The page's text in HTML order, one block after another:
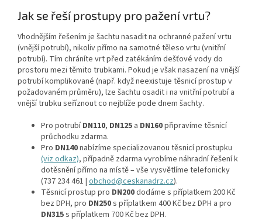
Jak se řeší prostupy pro pažení vrtu?
Vhodnějším řešením je šachtu nasadit na ochranné pažení vrtu
(vnější potrubí), nikoliv přímo na samotné těleso vrtu (vnitřní
potrubí). Tím chráníte vrt před zatékáním dešťové vody do
prostoru mezi těmito trubkami. Pokud je však nasazení na vnější
potrubí komplikované (např. když neexistuje těsnicí prostup v
požadovaném průměru), lze šachtu osadit i na vnitřní potrubí a
vnější trubku seříznout co nejblíže pode dnem šachty.
Pro potrubíDN110, DN125 a DN160připravíme těsnicí
průchodku zdarma.
Pro DN140nabízíme specializovanou těsnicí prostupku
(viz odkaz), případně zdarma vyrobíme náhradní řešení k
dotěsnění přímo na místě – vše vysvětlíme telefonicky
(737 234 461 | obchod@ceskanadrz.cz).
Těsnicí prostup pro DN200dodáme s příplatkem 200 Kč
bez DPH, pro DN250s příplatkem 400 Kč bez DPH a pro
DN315s příplatkem 700 Kč bez DPH.